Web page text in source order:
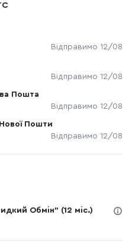
Відправимо 12/08
Відправимо 12/08
Пошта
Відправимо 12/08
Пошти
Відправимо 12/08
Обмін" (12 міс.)